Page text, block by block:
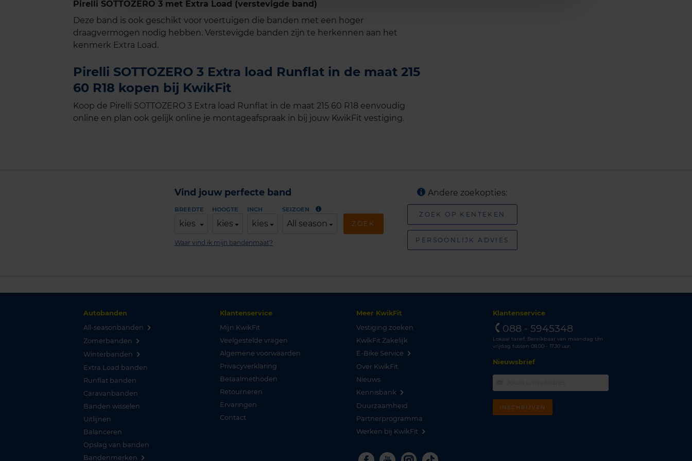
Pirelli SOTTOZERO 3 met Extra Load (verstevigde band)
Deze band is ook geschikt voor voertuigen die banden met een hoger
draagvermogen nodig hebben. Verstevigde banden zijn te herkennen aan het
kenmerk Extra Load.
Pirelli SOTTOZERO 3 Extra load Runflat in de maat 215
60 R18 kopen bij KwikFit
Koop de Pirelli SOTTOZERO 3 Extra load Runflat in de maat 215 60 R18 eenvoudig
online en plan ook gelijk online je montageafspraak in bij jouw KwikFit vestiging.
Vind jouw perfecte band
BREEDTE
kies
HOOGTE
kies
INCH
kies
SEIZOEN
All season ZOEK
Waar vind ik mijn bandenmaat?
Andere zoekopties:
ZOEK OP KENTEKEN
PERSOONLIJK ADVIES
Autobanden
All-seasonbanden
Zomerbanden
Winterbanden
Extra Load banden
Runflat banden
Caravanbanden
Banden wisselen
Uitlijnen
Balanceren
Opslag van banden
Bandenmerken
Klantenservice
Mijn KwikFit
Veelgestelde vragen
Algemene voorwaarden
Privacyverklaring
Betaalmethoden
Retourneren
Ervaringen
Contact
Meer KwikFit
Vestiging zoeken
KwikFit Zakelijk
E-Bike Service
Over KwikFit
Nieuws
Kennisbank
Duurzaamheid
Partnerprogramma
Werken bij KwikFit
Klantenservice
088 - 5945348
Lokaal tarief. Bereikbaar van maandag t/m
vrijdag tussen 08.00 - 17.30 uur.
Nieuwsbrief
INSCHRIJVEN